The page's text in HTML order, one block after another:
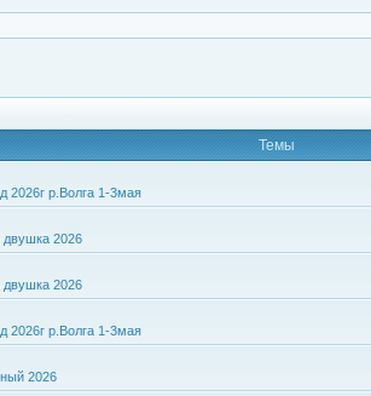
Темы
2026г р.Волга 1-3мая
2026
2026
2026г р.Волга 1-3мая
2026